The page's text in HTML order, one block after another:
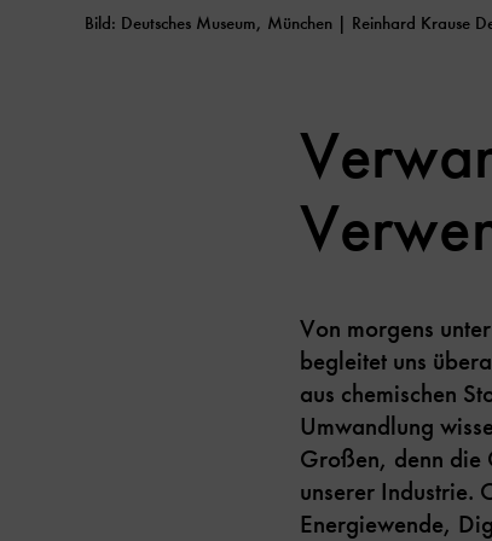
Bild: Deutsches Museum, München | Reinhard Krause
Von morgens
begleitet uns
aus chemischen
Umwandlung
Großen, denn die
unserer Industrie.
Energiewende,